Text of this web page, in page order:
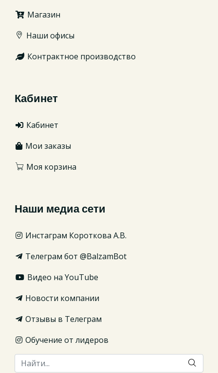
Магазин
Наши офисы
Контрактное производство
Кабинет
Кабинет
Мои заказы
Моя корзина
Наши медиа сети
Инстаграм Короткова А.В.
Телеграм бот @BalzamBot
Видео на YouTube
Новости компании
Отзывы в Телеграм
Обучение от лидеров